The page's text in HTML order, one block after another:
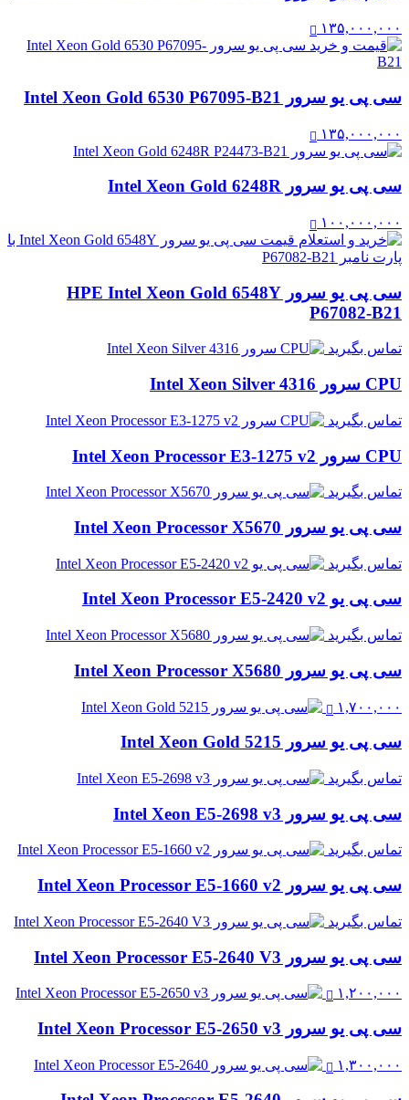
۱۳۵,۰۰۰,۰۰۰
سی پی یو سرور Intel Xeon Gold 6530 P67095-B21
۱۳۵,۰۰۰,۰۰۰
سی پی یو سرور Intel Xeon Gold 6248R
۱۰۰,۰۰۰,۰۰۰
سی پی یو سرور HPE Intel Xeon Gold 6548Y
P67082-B21
تماس بگیرید
CPU سرور Intel Xeon Silver 4316
تماس بگیرید
CPU سرور Intel Xeon Processor E3-1275 v2
تماس بگیرید
سی پی یو سرور Intel Xeon Processor X5670
تماس بگیرید
سی پی یو Intel Xeon Processor E5-2420 v2
تماس بگیرید
سی پی یو سرور Intel Xeon Processor X5680
۱,۷۰۰,۰۰۰
سی پی یو سرور Intel Xeon Gold 5215
تماس بگیرید
سی پی یو سرور Intel Xeon E5-2698 v3
تماس بگیرید
سی پی یو سرور Intel Xeon Processor E5-1660 v2
تماس بگیرید
سی پی یو سرور Intel Xeon Processor E5-2640 V3
۱,۲۰۰,۰۰۰
سی پی یو سرور Intel Xeon Processor E5-2650 v3
۱,۳۰۰,۰۰۰